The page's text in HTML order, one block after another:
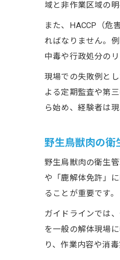
域と非作業区域の
また、HACCP（危
ればなりません。
中毒や行政処分の
現場での失敗例と
よる定期監査や第
ら始め、経験者は
野生鳥獣肉の衛
野生鳥獣肉の衛生
や「鹿解体免許」
ることが重要です。
ガイドラインでは
を一般の解体現場
り、作業内容や消